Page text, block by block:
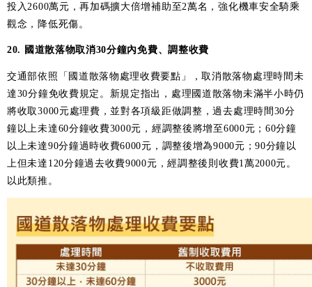
投入2600萬元，再加碼擴大倍增補助至2萬名，強化機車安全騎乘
觀念，降低死傷。
20. 國道散落物取消30分鐘內免費、調整收費
交通部依照「國道散落物處理收費要點」，取消散落物處理時間未
達30分鐘免收費規定。新規定指出，處理國道散落物未滿半小時仍
將收取3000元處理費，並對各項級距做調整，過去處理時間30分
鐘以上未達60分鐘收費3000元，經調整後將增至6000元；60分鐘
以上未達90分鐘過時收費6000元，調整後增為9000元；90分鐘以
上但未達120分鐘過去收費9000元，經調整後則收費1萬2000元。
以此類推。